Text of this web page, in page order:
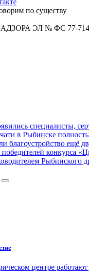
по существу
ЭЛ № ФС 77-
специалисты,
в Рыбинске
благоустройство ещё
конкурса
Рыбинского
центре